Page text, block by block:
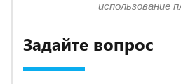
Задайте вопрос
использование